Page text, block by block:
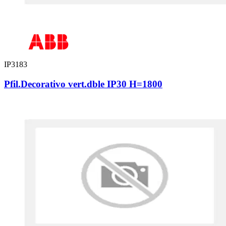
IP3183
Pfil.Decorativo vert.dble IP30 H=1800